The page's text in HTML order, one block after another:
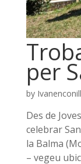
per
by Ivanenconill
Des de
celebrar
la Balma
– vegeu